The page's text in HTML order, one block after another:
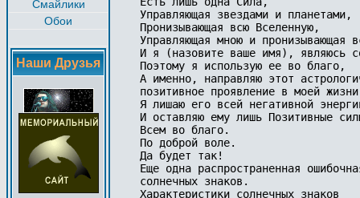
Смайлики
Обои
Наши Друзья
Управляющая звездами и планетами,
Пронизывающая всю Вселенную,
Управляющая мною и
И я (назовите ваше имя), являюсь
Поэтому я использую ее во благо,
А именно, направляю этот
позитивное проявление в моей
Я лишаю его всей негативной
И оставляю ему лишь Позитивные
Всем во благо.
По доброй воле.
Да будет так!
Еще одна распространенная
солнечных знаков.
Характеристики солнечных знаков